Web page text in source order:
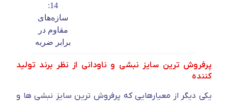
14:
سازه‌های
مقاوم در
برابر ضربه
پرفروش ترین سایز نبشی و ناودانی از نظر برند تولید
کننده
یکی دیگر از معیارهایی که پرفروش ترین سایز نبشی ها و